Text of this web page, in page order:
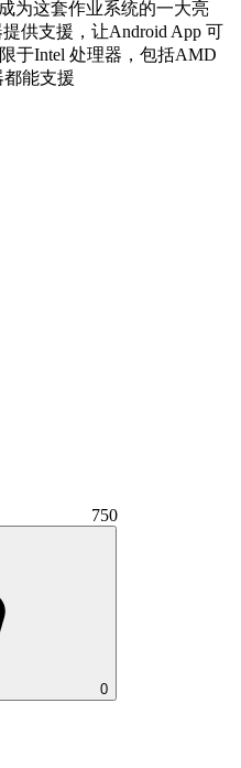
为这套作业系统的一大亮
供支援，让Android App 可
于Intel 处理器，包括AMD
能支援
750
0